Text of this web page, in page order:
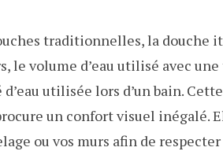
traditionnelles, la douche
le volume d’eau utilisé avec
utilisée lors d’un bain.
un confort visuel inégalé.
ou vos murs afin de